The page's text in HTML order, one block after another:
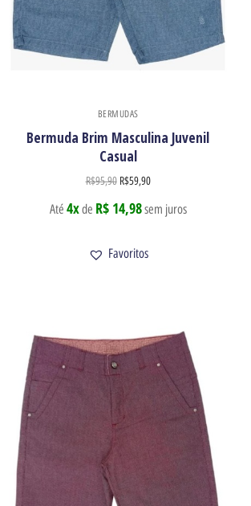
BERMUDAS
Bermuda Brim Masculina Juvenil
Casual
R$95,90 R$59,90
Até 4xde R$ 14,98sem juros
Favoritos